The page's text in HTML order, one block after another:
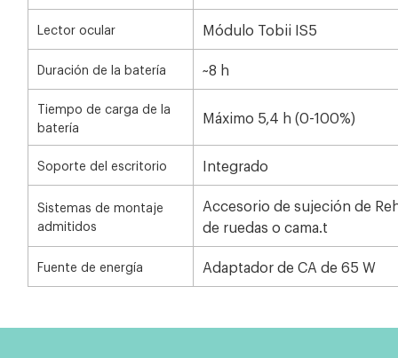
Lector ocular Módulo Tobii IS5
Duración de la batería ~8 h
Tiempo de carga de la
batería
Máximo 5,4 h (0-100%)
Soporte del escritorio Integrado
Sistemas de montaje
admitidos
Accesorio de sujeción de
de ruedas o cama.t
Fuente de energía Adaptador de CA de 65 W